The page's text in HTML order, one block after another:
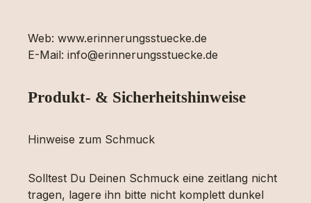
Web: www.erinnerungsstuecke.de
E-Mail: info@erinnerungsstuecke.de
Produkt- & Sicherheitshinweise
Hinweise zum Schmuck
Solltest Du Deinen Schmuck eine zeitlang nicht
tragen, lagere ihn bitte nicht komplett dunkel